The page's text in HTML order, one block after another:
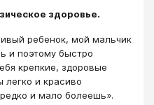
здоровье.
ребенок, мой мальчик
и поэтому быстро
крепкие, здоровые
легко и красиво
и мало болеешь».